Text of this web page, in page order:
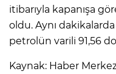
itibarıyla kapanışa
oldu. Aynı
petrolün varili 91,56
Kaynak: Haber